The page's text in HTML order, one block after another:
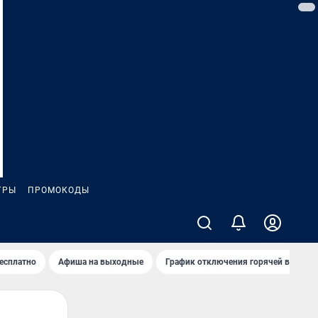
ПРОМОКОДЫ
Афиша на выходные График отключения горячей воды в